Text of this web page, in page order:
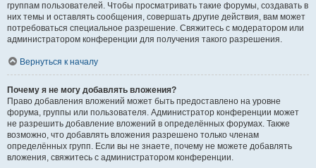
группам пользователей. Чтобы просматривать такие форумы, создавать в
них темы и оставлять сообщения, совершать другие действия, вам может
потребоваться специальное разрешение. Свяжитесь с модератором или
администратором конференции для получения такого разрешения.
Вернуться к началу
Почему я не могу добавлять вложения?
Право добавления вложений может быть предоставлено на уровне
форума, группы или пользователя. Администратор конференции может
не разрешить добавление вложений в определённых форумах. Также
возможно, что добавлять вложения разрешено только членам
определённых групп. Если вы не знаете, почему не можете добавлять
вложения, свяжитесь с администратором конференции.